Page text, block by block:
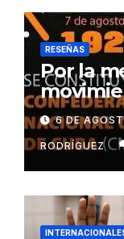
RESEÑAS
Por la
6 DE
RODRÍGUEZ